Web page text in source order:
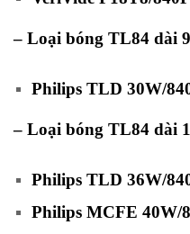
– Loại bóng TL84 dài
Philips TLD 30W/
– Loại bóng TL84 dài
Philips TLD 36W/
Philips MCFE 40W/